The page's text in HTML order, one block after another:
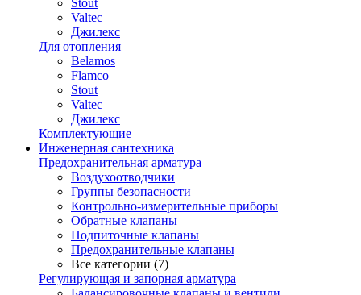
Stout
Valtec
Джилекс
Для отопления
Belamos
Flamco
Stout
Valtec
Джилекс
Комплектующие
Инженерная сантехника
Предохранительная арматура
Воздухоотводчики
Группы безопасности
Контрольно-измерительные приборы
Обратные клапаны
Подпиточные клапаны
Предохранительные клапаны
Все категории (7)
Регулирующая и запорная арматура